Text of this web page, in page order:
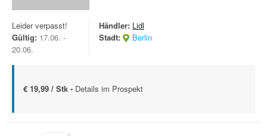
Leider verpasst!
Gültig: 17.06. -
20.06.
Händler: Lidl
Stadt:
Berlin
€ 19,99 / Stk - Details im Prospekt